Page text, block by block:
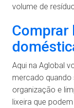
volume de
Comprar
Aqui na Aglobal
mercado quando
organização e
lixeira que